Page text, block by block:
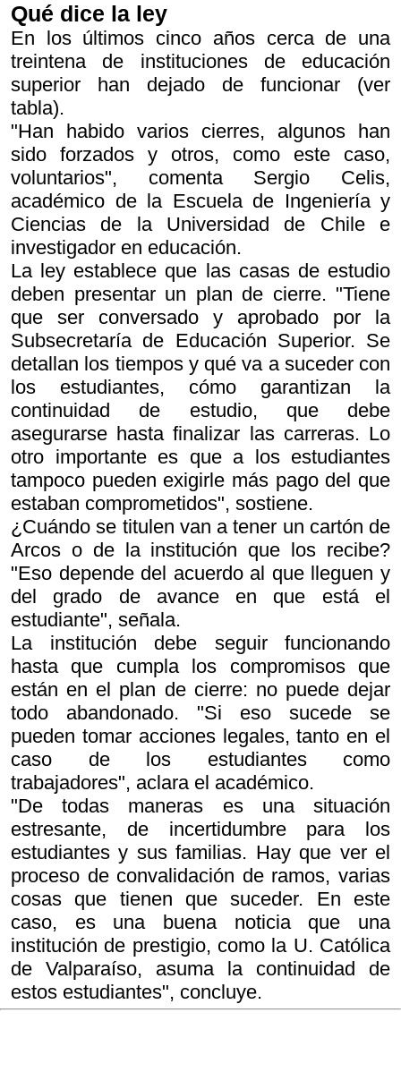
Qué dice la ley
En los últimos cinco años cerca de una
treintena de instituciones de educación
superior han dejado de funcionar (ver
tabla).
"Han habido varios cierres, algunos han
sido forzados y otros, como este caso,
voluntarios", comenta Sergio Celis,
académico de la Escuela de Ingeniería y
Ciencias de la Universidad de Chile e
investigador en educación.
La ley establece que las casas de estudio
deben presentar un plan de cierre. "Tiene
que ser conversado y aprobado por la
Subsecretaría de Educación Superior. Se
detallan los tiempos y qué va a suceder con
los estudiantes, cómo garantizan la
continuidad de estudio, que debe
asegurarse hasta finalizar las carreras. Lo
otro importante es que a los estudiantes
tampoco pueden exigirle más pago del que
estaban comprometidos", sostiene.
¿Cuándo se titulen van a tener un cartón de
Arcos o de la institución que los recibe?
"Eso depende del acuerdo al que lleguen y
del grado de avance en que está el
estudiante", señala.
La institución debe seguir funcionando
hasta que cumpla los compromisos que
están en el plan de cierre: no puede dejar
todo abandonado. "Si eso sucede se
pueden tomar acciones legales, tanto en el
caso de los estudiantes como
trabajadores", aclara el académico.
"De todas maneras es una situación
estresante, de incertidumbre para los
estudiantes y sus familias. Hay que ver el
proceso de convalidación de ramos, varias
cosas que tienen que suceder. En este
caso, es una buena noticia que una
institución de prestigio, como la U. Católica
de Valparaíso, asuma la continuidad de
estos estudiantes", concluye.